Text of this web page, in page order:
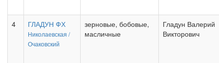
4 ГЛАДУН ФХ
Николаевская /
Очаковский
зерновые, бобовые,
масличные
Гладун Валерий
Викторович